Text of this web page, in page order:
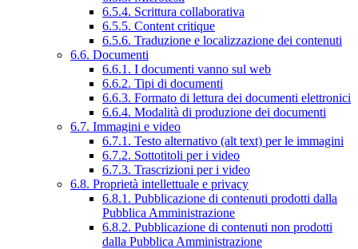
6.5.4. Scrittura collaborativa
6.5.5. Content critique
6.5.6. Traduzione e localizzazione dei contenuti
6.6. Documenti
6.6.1. I documenti vanno sul web
6.6.2. Tipi di documenti
6.6.3. Formato di lettura dei documenti elettronici
6.6.4. Modalità di produzione dei documenti
6.7. Immagini e video
6.7.1. Testo alternativo (alt text) per le immagini
6.7.2. Sottotitoli per i video
6.7.3. Trascrizioni per i video
6.8. Proprietà intellettuale e privacy
6.8.1. Pubblicazione di contenuti prodotti dalla
Pubblica Amministrazione
6.8.2. Pubblicazione di contenuti non prodotti
dalla Pubblica Amministrazione